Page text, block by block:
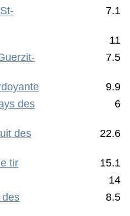
7.1
11
7.5
9.9
des
6
des
22.6
tir
15.1
14
des
8.5